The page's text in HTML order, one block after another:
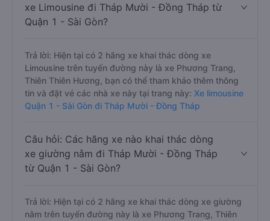
xe Limousine đi Tháp Mười - Đồng Tháp từ
Quận 1 - Sài Gòn?
Trả lời: Hiện tại có 2 hãng xe khai thác dòng xe
Limousine trên tuyến đường này là xe Phương Trang,
Thiên Thiên Hương, bạn có thể tham khảo thêm thông
tin và đặt vé các nhà xe này tại trang này: Xe limousine
Quận 1 - Sài Gòn đi Tháp Mười - Đồng Tháp
Câu hỏi: Các hãng xe nào khai thác dòng
xe giường nằm đi Tháp Mười - Đồng Tháp
từ Quận 1 - Sài Gòn?
Trả lời: Hiện tại có 2 hãng xe khai thác dòng xe giường
nằm trên tuyến đường này là xe Phương Trang, Thiên